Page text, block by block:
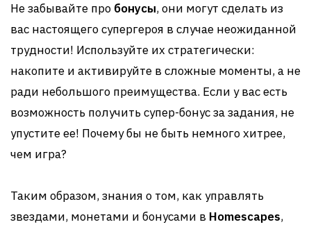
Не забывайте про бонусы, они могут сделать из
вас настоящего супергероя в случае неожиданной
трудности! Используйте их стратегически:
накопите и активируйте в сложные моменты, а не
ради небольшого преимущества. Если у вас есть
возможность получить супер-бонус за задания, не
упустите ее! Почему бы не быть немного хитрее,
чем игра?
Таким образом, знания о том, как управлять
звездами, монетами и бонусами в Homescapes,